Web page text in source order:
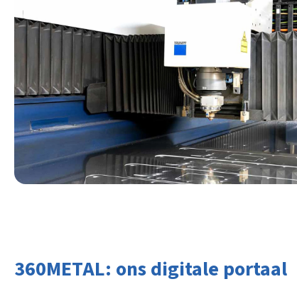
360METAL: ons digitale portaal